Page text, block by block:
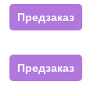
Предзаказ
Предзаказ